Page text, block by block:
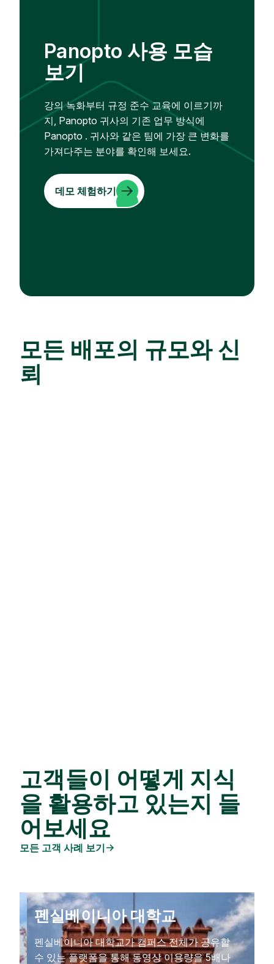
Panopto 사용 모습
보기
강의 녹화부터 규정 준수 교육에 이르기까
지, Panopto 귀사의 기존 업무 방식에
Panopto . 귀사와 같은 팀에 가장 큰 변화를
가져다주는 분야를 확인해 보세요.
데모 체험하기
모든 배포의 규모와 신
뢰
고객들이 어떻게 지식
을 활용하고 있는지 들
어보세요
모든 고객 사례 보기
펜실베이니아 대학교
펜실베이니아 대학교가 캠퍼스 전체가 공유할
수 있는 플랫폼을 통해 동영상 이용량을 5배나